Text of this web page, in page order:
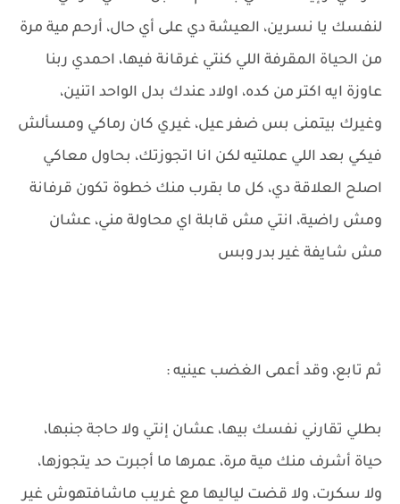
لنفسك يا نسرين، العيشة دي على أي حال، أرحم مية مرة
من الحياة المقرفة اللي كنتي غرقانة فيها، احمدي ربنا
عاوزة ايه اكتر من كده، اولاد عندك بدل الواحد اتنين،
وغيرك بيتمنى بس ضفر عيل، غيري كان رماكي ومسألش
فيكي بعد اللي عملتيه لكن انا اتجوزتك، بحاول معاكي
اصلح العلاقة دي، كل ما بقرب منك خطوة تكون قرفانة
ومش راضية، انتي مش قابلة اي محاولة مني، عشان
مش شايفة غير بدر وبس
ثم تابع، وقد أعمى الغضب عينيه :
بطلي تقارني نفسك بيها، عشان إنتي ولا حاجة جنبها،
حياة أشرف منك مية مرة، عمرها ما أجبرت حد يتجوزها،
ولا سكرت، ولا قضت لياليها مع غريب ماشافتهوش غير